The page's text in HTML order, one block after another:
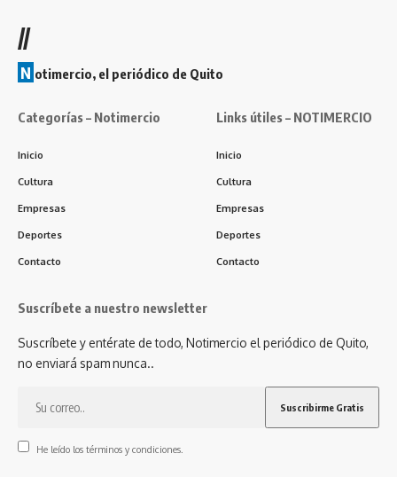
//
N otimercio, el periódico de Quito
Categorías – Notimercio
Inicio
Cultura
Empresas
Deportes
Contacto
Links útiles – NOTIMERCIO
Inicio
Cultura
Empresas
Deportes
Contacto
Suscríbete a nuestro newsletter
Suscríbete y entérate de todo, Notimercio el periódico de Quito,
no enviará spam nunca..
He leído los términos y condiciones.